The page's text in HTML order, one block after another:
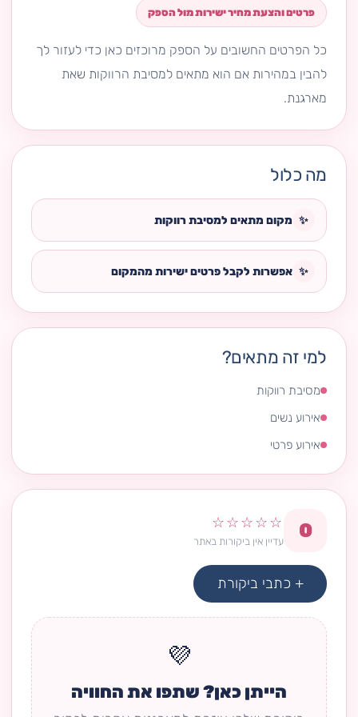
פרטים והצעת מחיר ישירות מול הספק
כל הפרטים החשובים על הספק מרוכזים כאן כדי לעזור לך
להבין במהירות אם הוא מתאים למסיבת הרווקות שאת
מארגנת.
מה כלול
✨ מקום מתאים למסיבת רווקות
✨ אפשרות לקבל פרטים ישירות מהמקום
למי זה מתאים?
מסיבת רווקות
אירוע נשים
אירוע פרטי
0
☆☆☆☆☆
עדיין אין ביקורות באתר
+ כתבי ביקורת
💜
הייתן כאן? שתפו את החוויה